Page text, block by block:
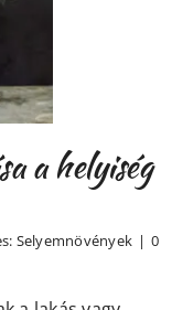
a helyiség
Selyemnövények | 0